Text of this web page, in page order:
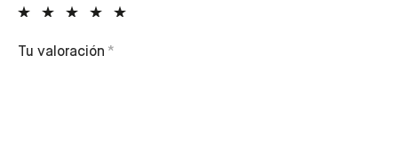
Tu valoración *